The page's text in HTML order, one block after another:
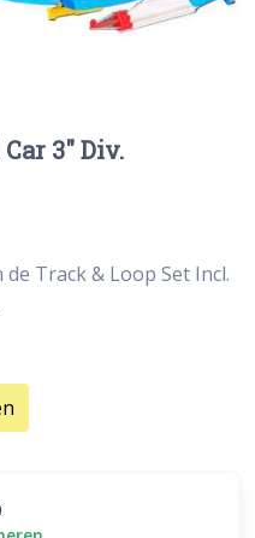
3″ Div.
Track & Loop Set Incl.